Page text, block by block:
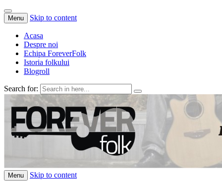
Menu Skip to content
Acasa
Despre noi
Echipa ForeverFolk
Istoria folkului
Blogroll
Search for:
ForeverFolk
Muzica sufletului tau
Menu Skip to content